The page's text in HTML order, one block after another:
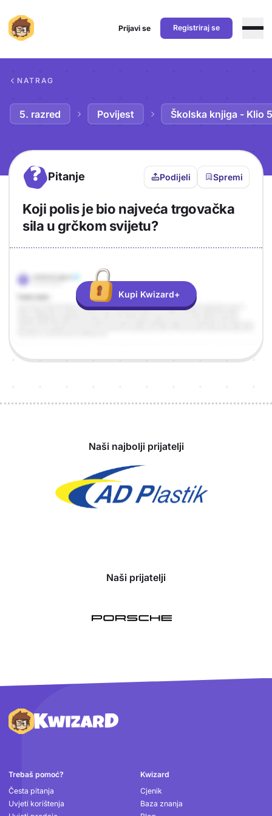
Prijavi se Registriraj se
NATRAG
5. razred Povijest Školska knjiga - Klio 5
? Pitanje Podijeli Spremi
Koji polis je bio najveća trgovačka
sila u grčkom svijetu?
Odgovor
Objašnjenje
Kupi Kwizard+
Naši najbolji prijatelji
Naši prijatelji
Podnožje
Trebaš pomoć?
Česta pitanja
Uvjeti korištenja
Kwizard
Cjenik
Baza znanja